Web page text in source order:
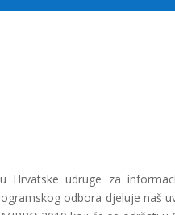
udruge za
odbora djeluje naš